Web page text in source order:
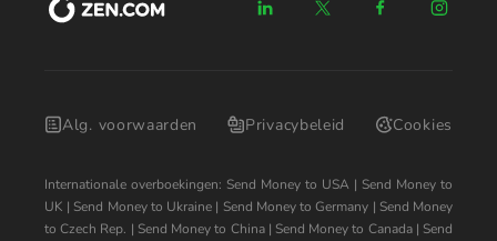
Alg. voorwaarden Privacybeleid Cookies
Internationale overboekingen: Send Money to USA | Send Money to
UK | Send Money to Ukraine | Send Money to Germany | Send Money
to Czech Rep. | Send Money to China| Send Money to Canada| Send